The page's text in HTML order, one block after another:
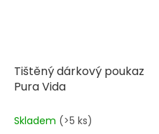
Tištěný dárkový poukaz
Pura Vida
Skladem (>5 ks)